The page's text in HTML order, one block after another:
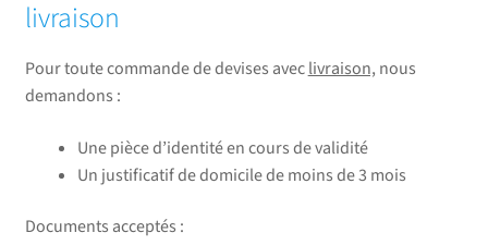
livraison
Pour toute commande de devises aveclivraison, nous
demandons :
Une pièce d’identité en cours de validité
Un justificatif de domicile de moins de 3 mois
Documents acceptés :